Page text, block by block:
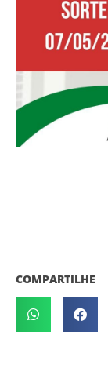
COMPARTILHE